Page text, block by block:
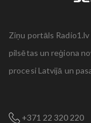
Ziņu portāls
pilsētas un reģiona
procesi Latvijā un
+371 22 320 220